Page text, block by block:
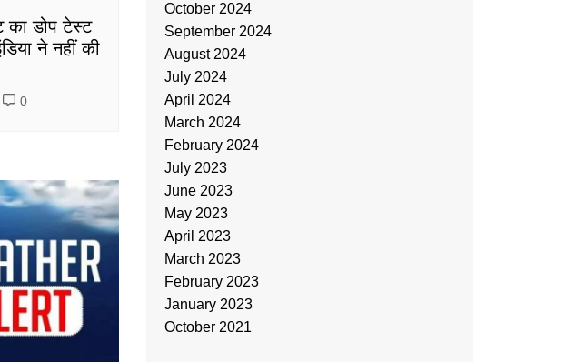
का डोप टेस्ट
ने नहीं की
0
October 2024
September 2024
August 2024
July 2024
April 2024
March 2024
February 2024
July 2023
June 2023
May 2023
April 2023
March 2023
February 2023
January 2023
October 2021